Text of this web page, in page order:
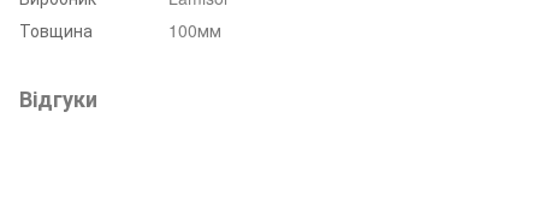
Товщина
100мм
Відгуки